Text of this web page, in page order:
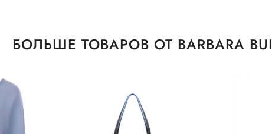
БОЛЬШЕ ТОВАРОВ ОТ BARBARA BUI